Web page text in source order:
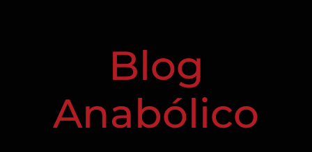
Blog
Anabólico